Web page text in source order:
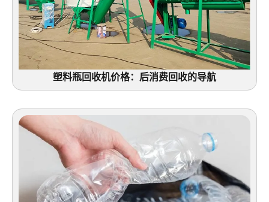
塑料瓶回收机价格：后消费回收的导航